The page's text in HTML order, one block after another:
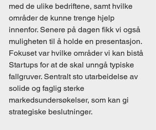
med de ulike bedriftene, samt hvilke
områder de kunne trenge hjelp
innenfor. Senere på dagen fikk vi også
muligheten til å holde en presentasjon.
Fokuset var hvilke områder vi kan bistå
Startups for at de skal unngå typiske
fallgruver. Sentralt sto utarbeidelse av
solide og faglig sterke
markedsundersøkelser, som kan gi
strategiske beslutninger.